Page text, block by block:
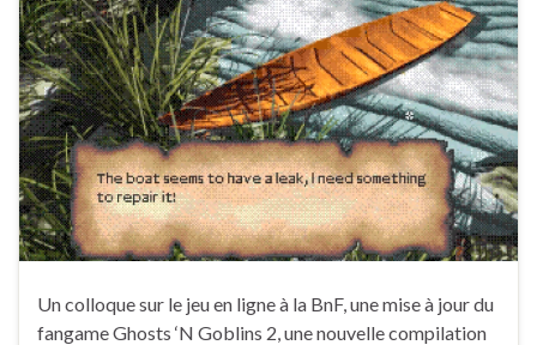
Un colloque sur le jeu en ligne à la BnF, une mise à jour du
fangame Ghosts ‘N Goblins 2, une nouvelle compilation